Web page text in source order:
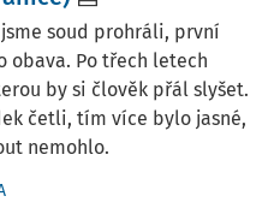
soud prohráli, první
obava. Po třech letech
by si člověk přál slyšet.
četli, tím více bylo jasné,
nemohlo.